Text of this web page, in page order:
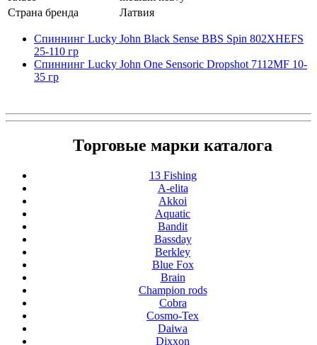
Страна бренда
Латвия
Спиннинг Lucky John Black Sense BBS Spin 802XHEFS
25-110 гр
Спиннинг Lucky John One Sensoric Dropshot 7112MF 10-
35 гр
Торговые марки каталога
13 Fishing
A-elita
Akkoi
Aquatic
Bandit
Bassday
Berkley
Blue Fox
Brain
Champion rods
Cobra
Cosmo-Tex
Daiwa
Dixxon